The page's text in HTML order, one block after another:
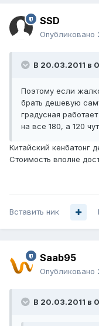
SSD
Опубликовано
В 20.03.2011 в
Поэтому если
брать дешевую
градусная
на все 180, а 120
Китайский кенбатонг
Стоимость вполне
Вставить ник
Saab95
Опубликовано
В 20.03.2011 в